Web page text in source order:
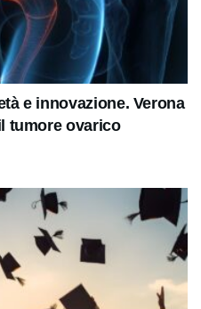
e innovazione. Verona
tumore ovarico